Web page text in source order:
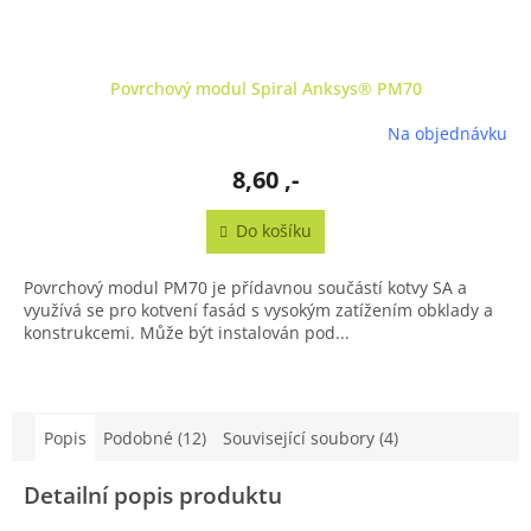
Povrchový modul Spiral Anksys® PM70
Na objednávku
8,60 ,-
Do košíku
Povrchový modul PM70 je přídavnou součástí kotvy SA a
využívá se pro kotvení fasád s vysokým zatížením obklady a
konstrukcemi. Může být instalován pod...
Popis Podobné (12) Související soubory (4)
Detailní popis produktu